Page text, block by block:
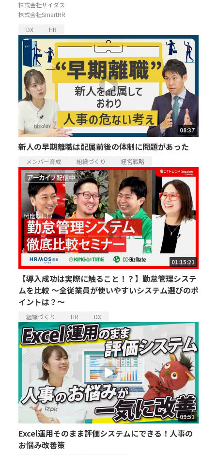
株式会社サイダス
株式会社SmartHR
DX
HR
08:37
新人の早期離職は配属前後の体制に問題があった
メンバー育成 組織づくり 経営戦略
01:15:21
【導入成功は実際に触ること！？】勤怠管理システ
ムを比較 ～全従業員が使いやすいシステム選びのポ
イントは？～
組織づくり HR DX
09:51
Excel運用そのまま評価システムにできる！人事の
お悩み改善策